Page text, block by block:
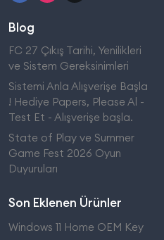
Blog
FC 27 Çıkış Tarihi, Yenilikleri
ve Sistem Gereksinimleri
Sistemi Anla Alışverişe Başla
! Hediye Papers, Please Al -
Test Et - Alışverişe başla.
State of Play ve Summer
Game Fest 2026 Oyun
Duyuruları
Son Eklenen Ürünler
Windows 11 Home OEM Key